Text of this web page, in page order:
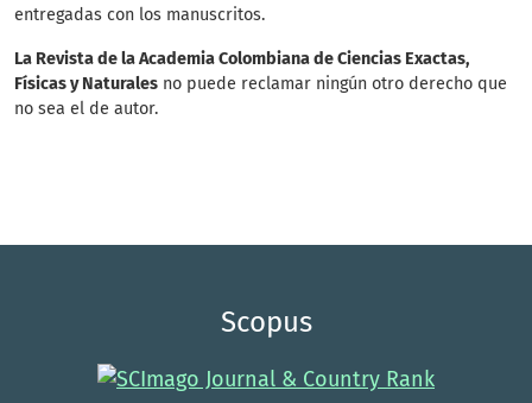
entregadas con los manuscritos.
La Revista de la Academia Colombiana de Ciencias Exactas,
Físicas y Naturales no puede reclamar ningún otro derecho que
no sea el de autor.
Scopus